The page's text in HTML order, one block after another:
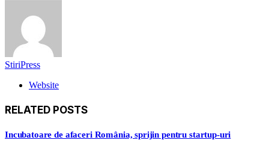
StiriPress
Website
RELATED POSTS
Incubatoare de afaceri România, sprijin pentru startup-uri